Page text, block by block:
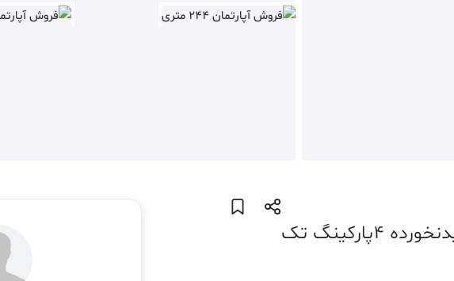
244 متر، تهران، دولت ( کلاهدوز )، کلیدنخورده 4پارکینگ تک